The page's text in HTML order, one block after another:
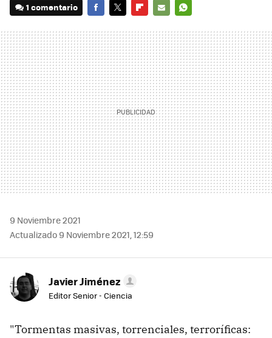
1 comentario
MAIL
9 Noviembre 2021
Actualizado 9 Noviembre 2021, 12:59
Javier Jiménez
Editor Senior - Ciencia
"Tormentas masivas, torrenciales, terroríficas: